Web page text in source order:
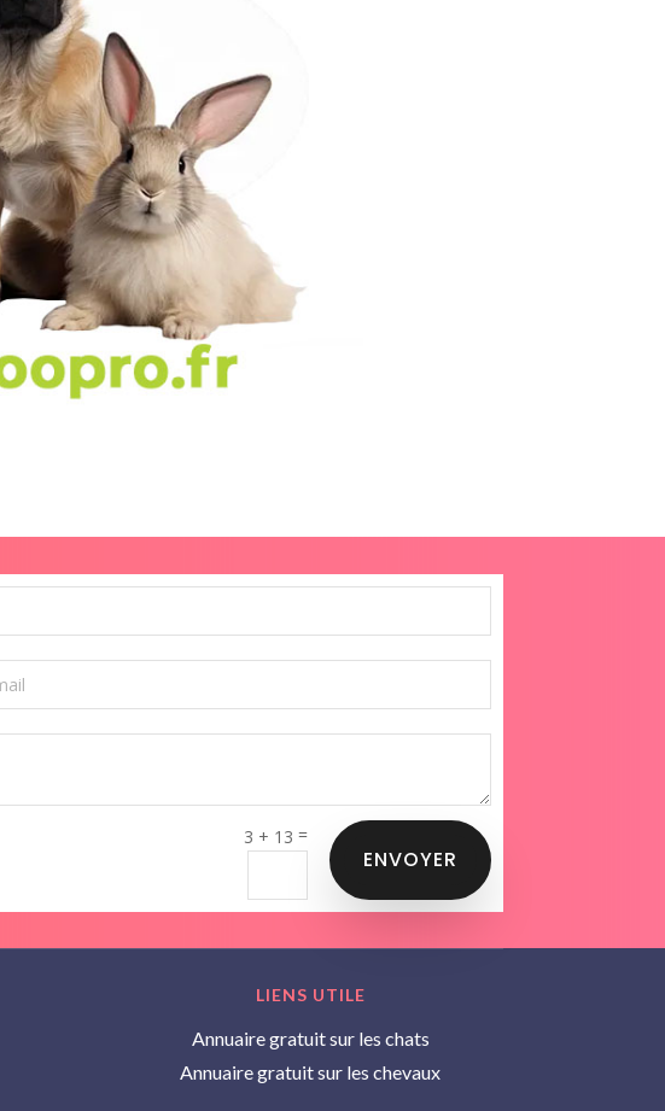
3 + 13 =
ENVOYER
LIENS UTILE
Annuaire gratuit sur les chats
Annuaire gratuit sur les chevaux